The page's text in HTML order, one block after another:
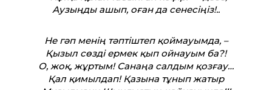
Аузыңды ашып, оған да сенесіңіз!..
Не гәп менің тәптіштеп қоймауымда, –
Қызыл сөзді ермек қып ойнауым ба?!
О, жоқ, жұртым! Санаңа салдым қозғау…
Қал қимылдап! Қазына тұнып жатыр